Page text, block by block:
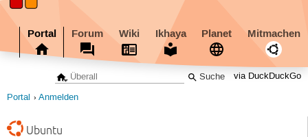
Portal Forum Wiki Ikhaya Planet Mitmachen
via DuckDuckGo
Portal Anmelden
Ubuntu